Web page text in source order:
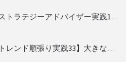
勝てるBO攻略【ストラテジーアドバイザー実践19】慌てず自動分析
勝てるBO攻略【トレンド順張り実践33】大きな変動にすべり込み